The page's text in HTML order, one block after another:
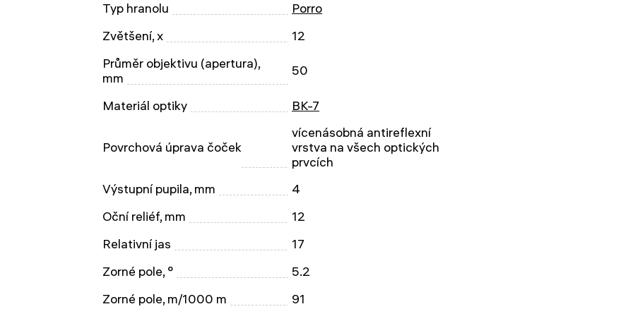
Typ hranolu
Porro
Zvětšení, x
12
Průměr objektivu (apertura),
mm
50
Materiál optiky BK-7
Povrchová úprava čoček
vícenásobná antireflexní
vrstva na všech optických
prvcích
Výstupní pupila, mm
4
Oční reliéf, mm
12
Relativní jas
17
Zorné pole, °
5.2
Zorné pole, m/1000 m
91